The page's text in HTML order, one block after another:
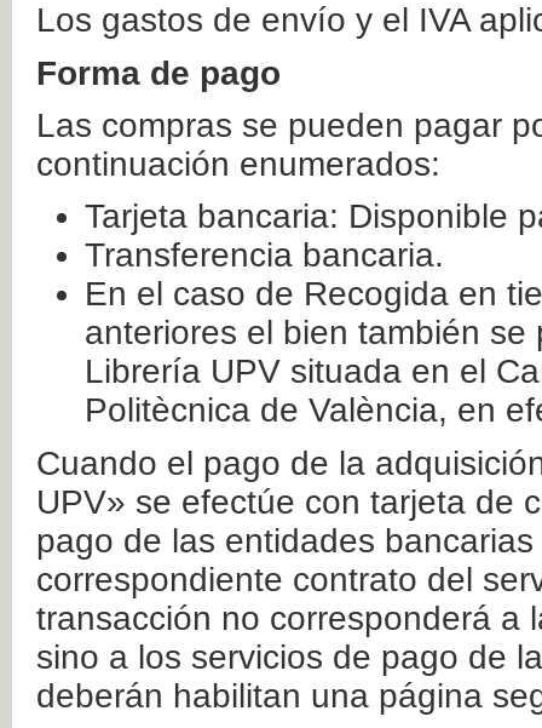
Los gastos de envío y el IVA
Forma de pago
Las compras se pueden pagar
continuación enumerados:
Tarjeta bancaria: Disponible
Transferencia bancaria.
En el caso de Recogida en
anteriores el bien también
Librería UPV situada en el
Politècnica de València, en
Cuando el pago de la
UPV» se efectúe con tarjeta de
pago de las entidades
correspondiente contrato del
transacción no corresponderá a
sino a los servicios de pago de
deberán habilitan una página